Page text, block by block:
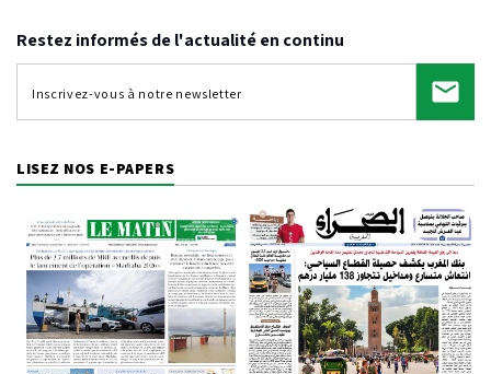
Restez informés de l'actualité en continu
LISEZ NOS E-PAPERS